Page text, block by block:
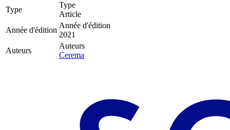
Type
Type
Article
Année d'édition
Année d'édition
2021
Auteurs
Auteurs
Cerema